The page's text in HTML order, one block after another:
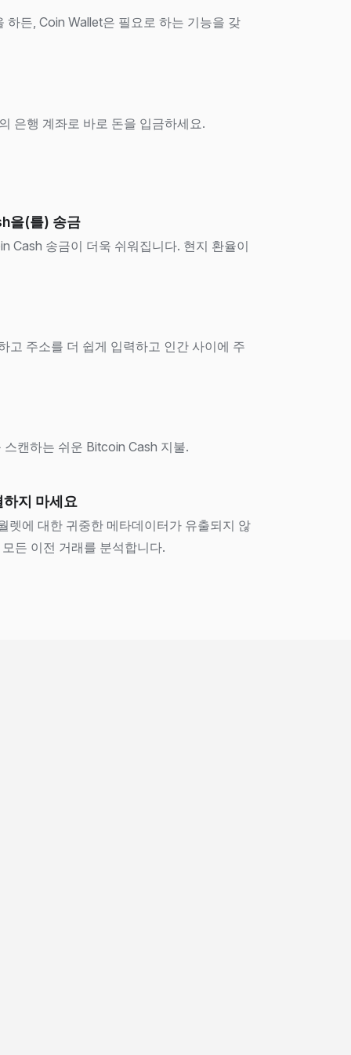
든, Coin Wallet은 필요로 하는 기능을 갖
은행 계좌로 바로 돈을 입금하세요.
을(를) 송금
Cash 송금이 더욱 쉬워집니다. 현지 환율이
고 주소를 더 쉽게 입력하고 인간 사이에 주
캔하는 쉬운 Bitcoin Cash 지불.
지 마세요
렛에 대한 귀중한 메타데이터가 유출되지 않
든 이전 거래를 분석합니다.